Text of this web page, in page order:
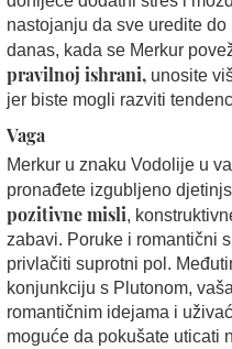
nastojanju da sve uredite
danas, kada se Merkur
pravilnoj ishrani, unosite
jer biste mogli razviti
Vaga
Merkur u znaku Vodolije u
pronađete izgubljeno
pozitivne misli,
zabavi. Poruke i romantični
privlačiti suprotni pol.
konjunkciju s Plutonom,
romantičnim idejama i
moguće da pokušate uticati